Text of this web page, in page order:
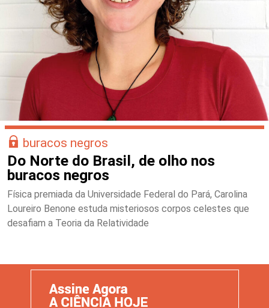
buracos negros
Do Norte do Brasil, de olho nos
buracos negros
Física premiada da Universidade Federal do Pará, Carolina
Loureiro Benone estuda misteriosos corpos celestes que
desafiam a Teoria da Relatividade